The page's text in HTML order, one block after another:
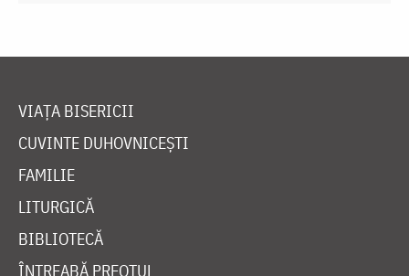
VIAȚA BISERICII
CUVINTE DUHOVNICEȘTI
FAMILIE
LITURGICĂ
BIBLIOTECĂ
ÎNTREABĂ PREOTUL